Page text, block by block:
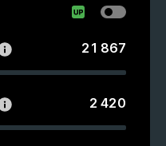
21 867
2 420